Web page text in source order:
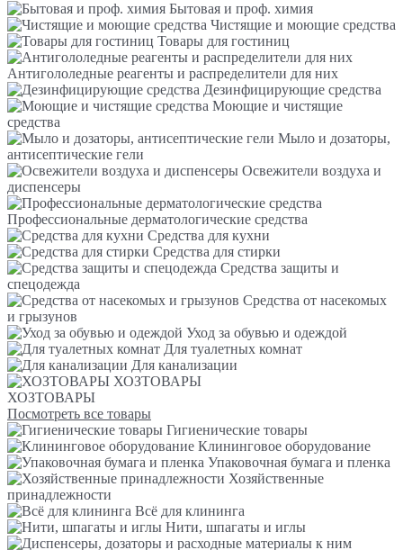
Бытовая и проф. химия
Чистящие и моющие средства
Товары для гостиниц
Антигололедные реагенты и распределители для них
Дезинфицирующие средства
Моющие и чистящие
средства
Мыло и дозаторы,
антисептические гели
Освежители воздуха и
диспенсеры
Профессиональные дерматологические средства
Средства для кухни
Средства для стирки
Средства защиты и
спецодежда
Средства от насекомых
и грызунов
Уход за обувью и одеждой
Для туалетных комнат
Для канализации
ХОЗТОВАРЫ
ХОЗТОВАРЫ
Посмотреть все товары
Гигиенические товары
Клининговое оборудование
Упаковочная бумага и пленка
Хозяйственные
принадлежности
Всё для клининга
Нити, шпагаты и иглы